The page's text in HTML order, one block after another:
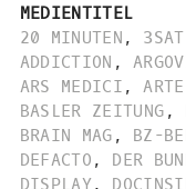
MEDIENTITEL
20 MINUTEN , 3SAT
ADDICTION ,
ARS MEDICI , ARTE
BASLER ZEITUNG ,
BRAIN MAG , BZ-
DEFACTO , DER
DISPLAY,